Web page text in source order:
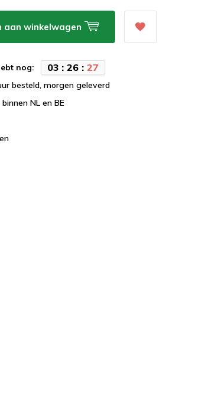
aan winkelwagen
nog: 03 :26 :27
besteld, morgen geleverd
NL en BE